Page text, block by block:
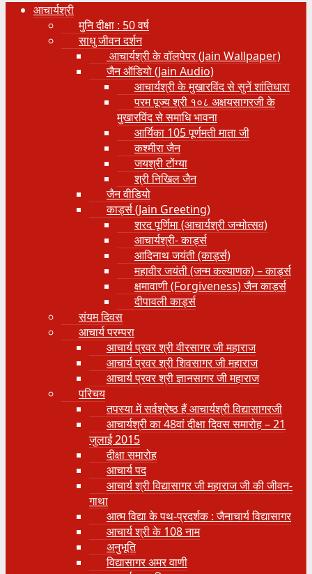
आचार्यश्री
मुनि दीक्षा : 50 वर्ष
साधु जीवन दर्शन
आचार्यश्री के वॉलपेपर (Jain Wallpaper)
जैन ऑडियो (Jain Audio)
आचार्यश्री के मुखारविंद से सुनें शांतिधारा
परम पूज्य श्री १०८ अक्षयसागरजी के
मुखारविंद से समाधि भावना
आर्यिका 105 पूर्णमती माता जी
कश्मीरा जैन
जयश्री टोंग्या
श्री निखिल जैन
जैन वीडियो
कार्ड्स (Jain Greeting)
शरद पूर्णिमा (आचार्यश्री जन्मोत्सव)
आचार्यश्री- कार्ड्स
आदिनाथ जयंती (कार्ड्स)
महावीर जयंती (जन्म कल्याणक) – कार्ड्स
क्षमावाणी (Forgiveness) जैन कार्ड्स
दीपावली कार्ड्स
संयम दिवस
आचार्य परम्परा
आचार्य प्रवर श्री वीरसागर जी महाराज
आचार्य प्रवर श्री शिवसागर जी महाराज
आचार्य प्रवर श्री ज्ञानसागर जी महाराज
परिचय
तपस्या में सर्वश्रेष्ठ हैं आचार्यश्री विद्यासागरजी
आचार्यश्री का 48वां दीक्षा दिवस समारोह – 21
जुलाई 2015
दीक्षा समारोह
आचार्य पद
आचार्य श्री विद्यासागर जी महाराज जी की जीवन-
गाथा
आत्म विद्या के पथ-प्रदर्शक : जैनाचार्य विद्यासागर
आचार्य श्री के 108 नाम
अनुभूति
विद्यासागर अमर वाणी